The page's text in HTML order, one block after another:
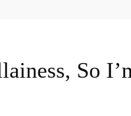
So